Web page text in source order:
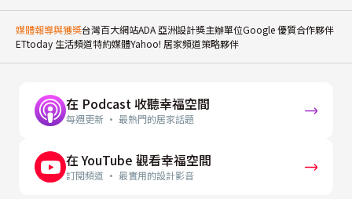
媒體報導與獲獎台灣百大網站ADA 亞洲設計獎主辦單位Google 優質合作夥伴
ETtoday 生活頻道特約媒體Yahoo! 居家頻道策略夥伴
在 Podcast 收聽幸福空間
每週更新 · 最熱門的居家話題
在 YouTube 觀看幸福空間
訂閱頻道 · 最實用的設計影音